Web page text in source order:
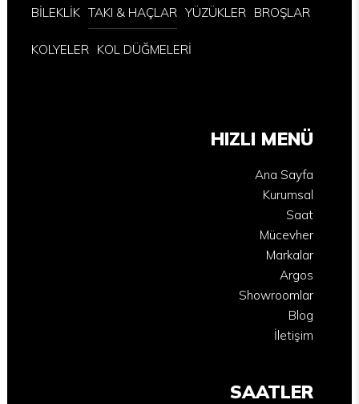
BİLEKLİK TAKI & HAÇLAR YÜZÜKLER BROŞLAR
KOLYELER KOL DÜĞMELERİ
HIZLI MENÜ
Ana Sayfa
Kurumsal
Saat
Mücevher
Markalar
Argos
Showroomlar
Blog
İletişim
SAATLER